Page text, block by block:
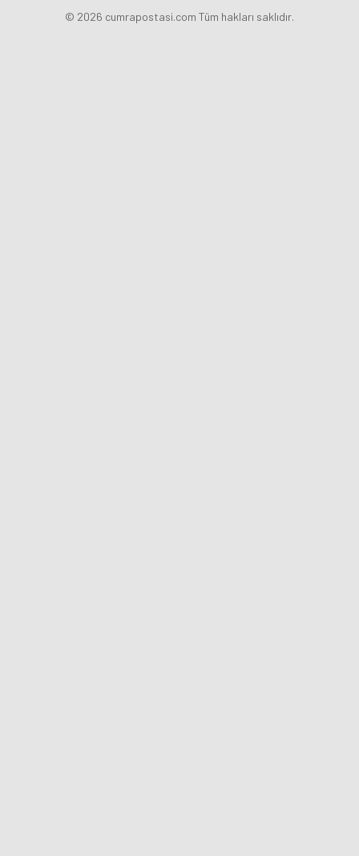
© 2026 cumrapostasi.com Tüm hakları saklıdır.